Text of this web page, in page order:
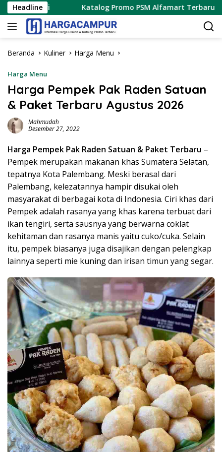
Langsung
ke
konten
HeadlineKatalog Promo PSM Alfamart Terbaru 8 – 15
Beranda Kuliner Harga Menu
Harga Menu
Harga Pempek Pak Raden Satuan
& Paket Terbaru Agustus 2026
Mahmudah
Desember 27, 2022
Harga Pempek Pak Raden Satuan & Paket Terbaru –
Pempek merupakan makanan khas Sumatera Selatan,
tepatnya Kota Palembang. Meski berasal dari
Palembang, kelezatannya hampir disukai oleh
masyarakat di berbagai kota di Indonesia. Ciri khas dari
Pempek adalah rasanya yang khas karena terbuat dari
ikan tengiri, serta sausnya yang berwarna coklat
kehitaman dan rasanya manis yaitu cuko/cuka. Selain
itu, pempek biasanya juga disajikan dengan pelengkap
lainnya seperti mie kuning dan irisan timun yang segar.